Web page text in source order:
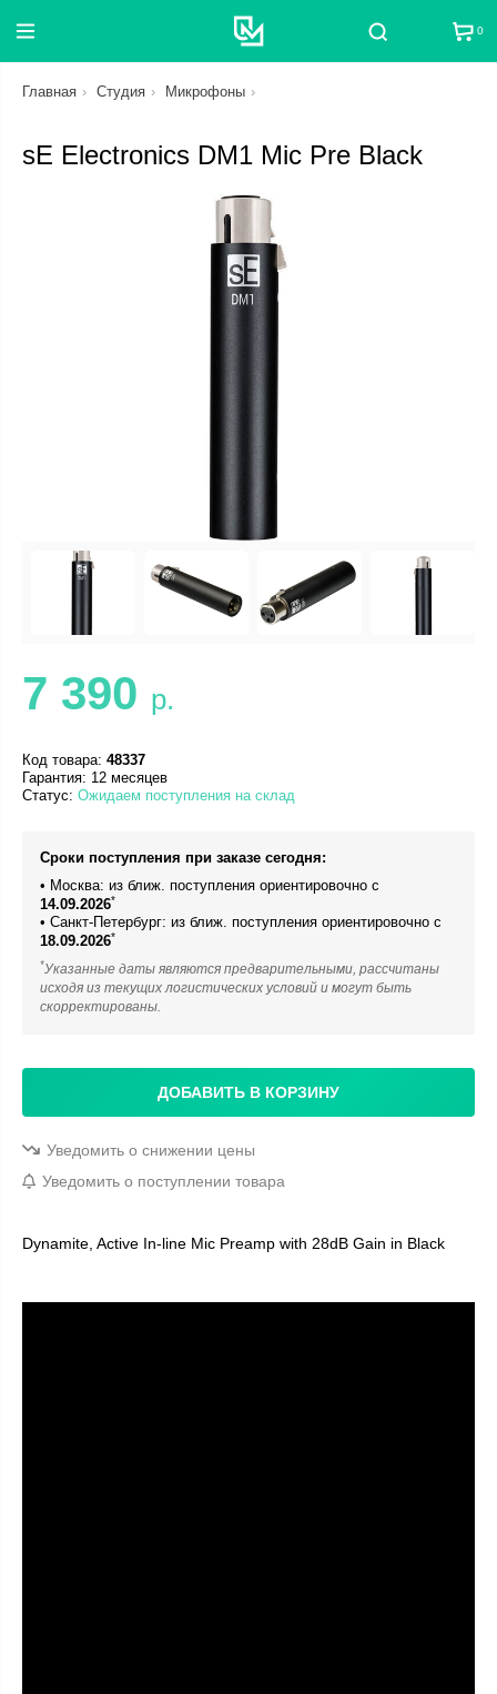
Поиск 0
Главная Студия Микрофоны
sE Electronics DM1 Mic Pre Black
7 390 р.
Код товара: 48337
Гарантия: 12 месяцев
Статус: Ожидаем поступления на склад
Сроки поступления при заказе сегодня:
• Москва: из ближ. поступления ориентировочно с
14.09.2026*
• Санкт-Петербург: из ближ. поступления ориентировочно с
18.09.2026*
*Указанные даты являются предварительными, рассчитаны
исходя из текущих логистических условий и могут быть
скорректированы.
ДОБАВИТЬ В КОРЗИНУ
Уведомить о снижении цены
Уведомить о поступлении товара
Dynamite, Active In-line Mic Preamp with 28dB Gain in Black